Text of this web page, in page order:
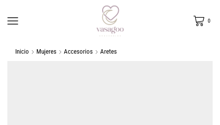
0
Inicio Mujeres Accesorios Aretes